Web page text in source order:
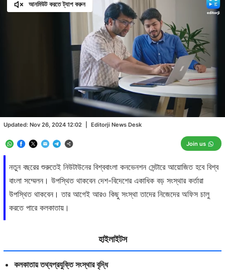
নতুন বছরের শুরুতেই নিউটাউনের বিশ্ববাংলা কনভেনশন সেন্টারে আয়োজিত হবে বিশ্ব
বাংলা সম্মেলন। উপস্থিত থাকবেন দেশ-বিদেশের একাধিক বড় সংস্থার কর্তারা
উপস্থিত থাকবেন। তার আগেই আরও কিছু সংস্থা তাদের নিজেদের অফিস চালু
করতে পারে কলকাতায়।
Updated: Nov 26, 2024 12:02 Editorji News Desk
Join us
আনমিউট করতে ট্যাপ করুন
Unmute
/
হাইলাইটস
কলকাতায় তথ্যপ্রযুক্তি সংস্থার বৃদ্ধি